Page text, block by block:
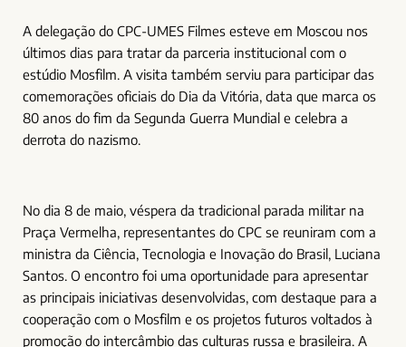
A delegação do CPC-UMES Filmes esteve em Moscou nos
últimos dias para tratar da parceria institucional com o
estúdio Mosfilm. A visita também serviu para participar das
comemorações oficiais do Dia da Vitória, data que marca os
80 anos do fim da Segunda Guerra Mundial e celebra a
derrota do nazismo.
No dia 8 de maio, véspera da tradicional parada militar na
Praça Vermelha, representantes do CPC se reuniram com a
ministra da Ciência, Tecnologia e Inovação do Brasil, Luciana
Santos. O encontro foi uma oportunidade para apresentar
as principais iniciativas desenvolvidas, com destaque para a
cooperação com o Mosfilm e os projetos futuros voltados à
promoção do intercâmbio das culturas russa e brasileira. A